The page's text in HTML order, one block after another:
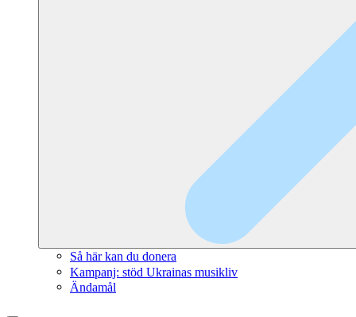
Så här kan du donera
Kampanj: stöd Ukrainas musikliv
Ändamål